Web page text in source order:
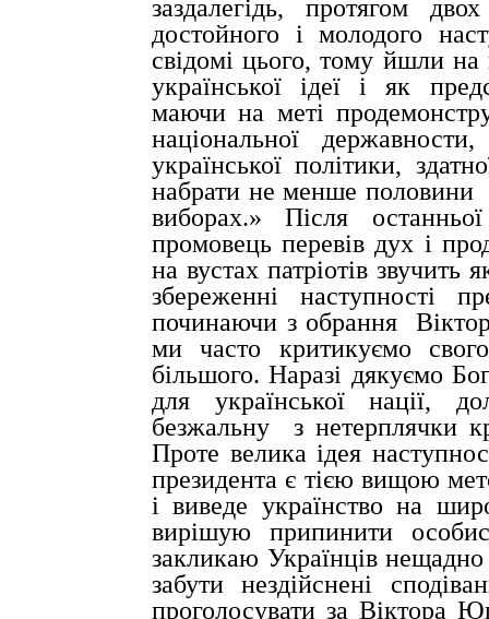
заздалегідь, протягом
достойного і молодого
свідомі цього, тому йшли на
української ідеї і як
маючи на меті
національної державности,
української політики,
набрати не менше половини
виборах.» Після
промовець перевів дух і
на вустах патріотів звучить
збереженні
наступності
починаючи з обрання
ми часто критикуємо
більшого. Наразі дякуємо
для української нації,
безжальну
з нетерплячки
Проте велика ідея
президента є тією вищою
і виведе українство на
вирішую припинити
закликаю Українців
забути нездійснені
проголосувати за Віктора